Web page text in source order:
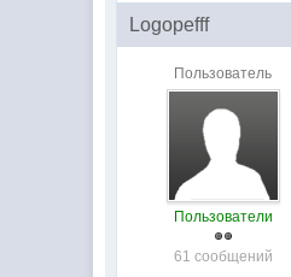
Logopefff
Пользователь
Пользователи
61 сообщений